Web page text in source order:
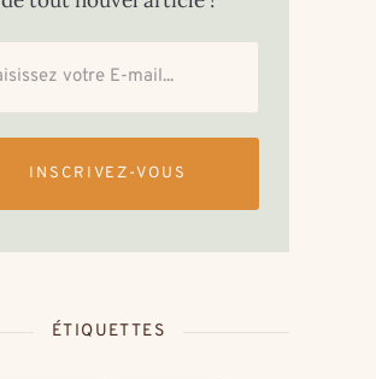
INSCRIVEZ-VOUS
ÉTIQUETTES